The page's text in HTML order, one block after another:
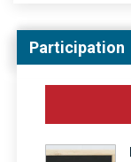
Participation